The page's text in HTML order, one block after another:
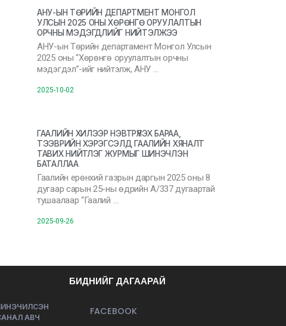
АНУ-ЫН ТӨРИЙН ДЕПАРТМЕНТ МОНГОЛ
УЛСЫН 2025 ОНЫ ХӨРӨНГӨ ОРУУЛАЛТЫН
ОРЧНЫ МЭДЭГДЛИЙГ НИЙТЭЛЖЭЭ
АНУ-ын Төрийн департамент Монгол Улсын
2025 оны “Хөрөнгө оруулалтын орчны
мэдэгдэл”-ийг нийтэлж, АНУ …
2025-10-02
ГААЛИЙН ХИЛЭЭР НЭВТРҮҮЛЭХ БАРАА,
ТЭЭВРИЙН ХЭРЭГСЭЛД ГААЛИЙН ХЯНАЛТ
ТАВИХ НИЙТЛЭГ ЖУРМЫГ ШИНЭЧЛЭН
БАТАЛЛАА
Гаалийн ерөнхий газрын даргын 2025 оны 8
дугаар сарын 25-ны өдрийн А/337 дугаартай
тушаалаар “Гаалий …
2025-09-26
АВЧ
БИДНИЙГ ДАГААРАЙ
FACEBOOK